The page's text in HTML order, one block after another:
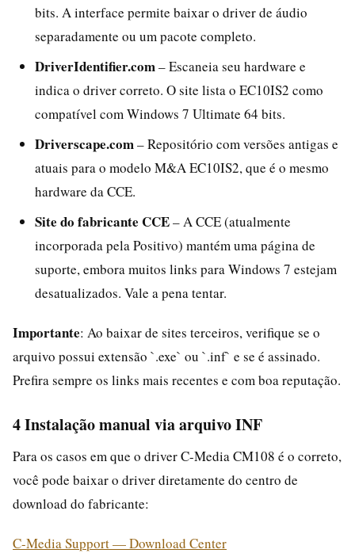
bits. A interface permite baixar o driver de áudio
separadamente ou um pacote completo.
DriverIdentifier.com– Escaneia seu hardware e
indica o driver correto. O site lista o EC10IS2 como
compatível com Windows 7 Ultimate 64 bits.
Driverscape.com– Repositório com versões antigas e
atuais para o modelo M&A EC10IS2, que é o mesmo
hardware da CCE.
Site do fabricante CCE– A CCE (atualmente
incorporada pela Positivo) mantém uma página de
suporte, embora muitos links para Windows 7 estejam
desatualizados. Vale a pena tentar.
Importante: Ao baixar de sites terceiros, verifique se o
arquivo possui extensão `.exe` ou `.inf` e se é assinado.
Prefira sempre os links mais recentes e com boa reputação.
4 Instalação manual via arquivo INF
Para os casos em que o driver C-Media CM108 é o correto,
você pode baixar o driver diretamente do centro de
download do fabricante:
C-Media Support — Download Center